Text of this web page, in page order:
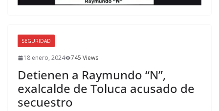
SEGURIDAD
18 enero, 2024 745 Views
Detienen a Raymundo “N”,
exalcalde de Toluca acusado de
secuestro